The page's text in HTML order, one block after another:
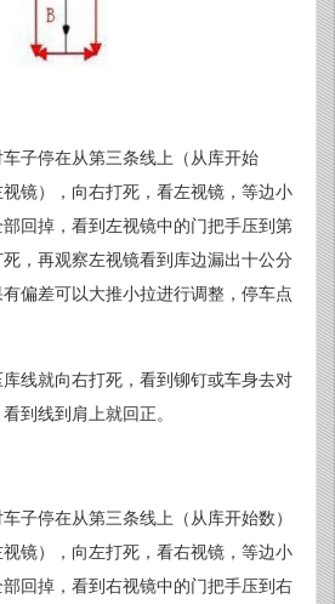
子停在从第三条线上（从库开始
镜），向右打死，看左视镜，等边小
回掉，看到左视镜中的门把手压到第
，再观察左视镜看到库边漏出十公分
偏差可以大推小拉进行调整，停车点
线就向右打死，看到铆钉或车身去对
到线到肩上就回正。
子停在从第三条线上（从库开始数）
镜），向左打死，看右视镜，等边小
回掉，看到右视镜中的门把手压到右